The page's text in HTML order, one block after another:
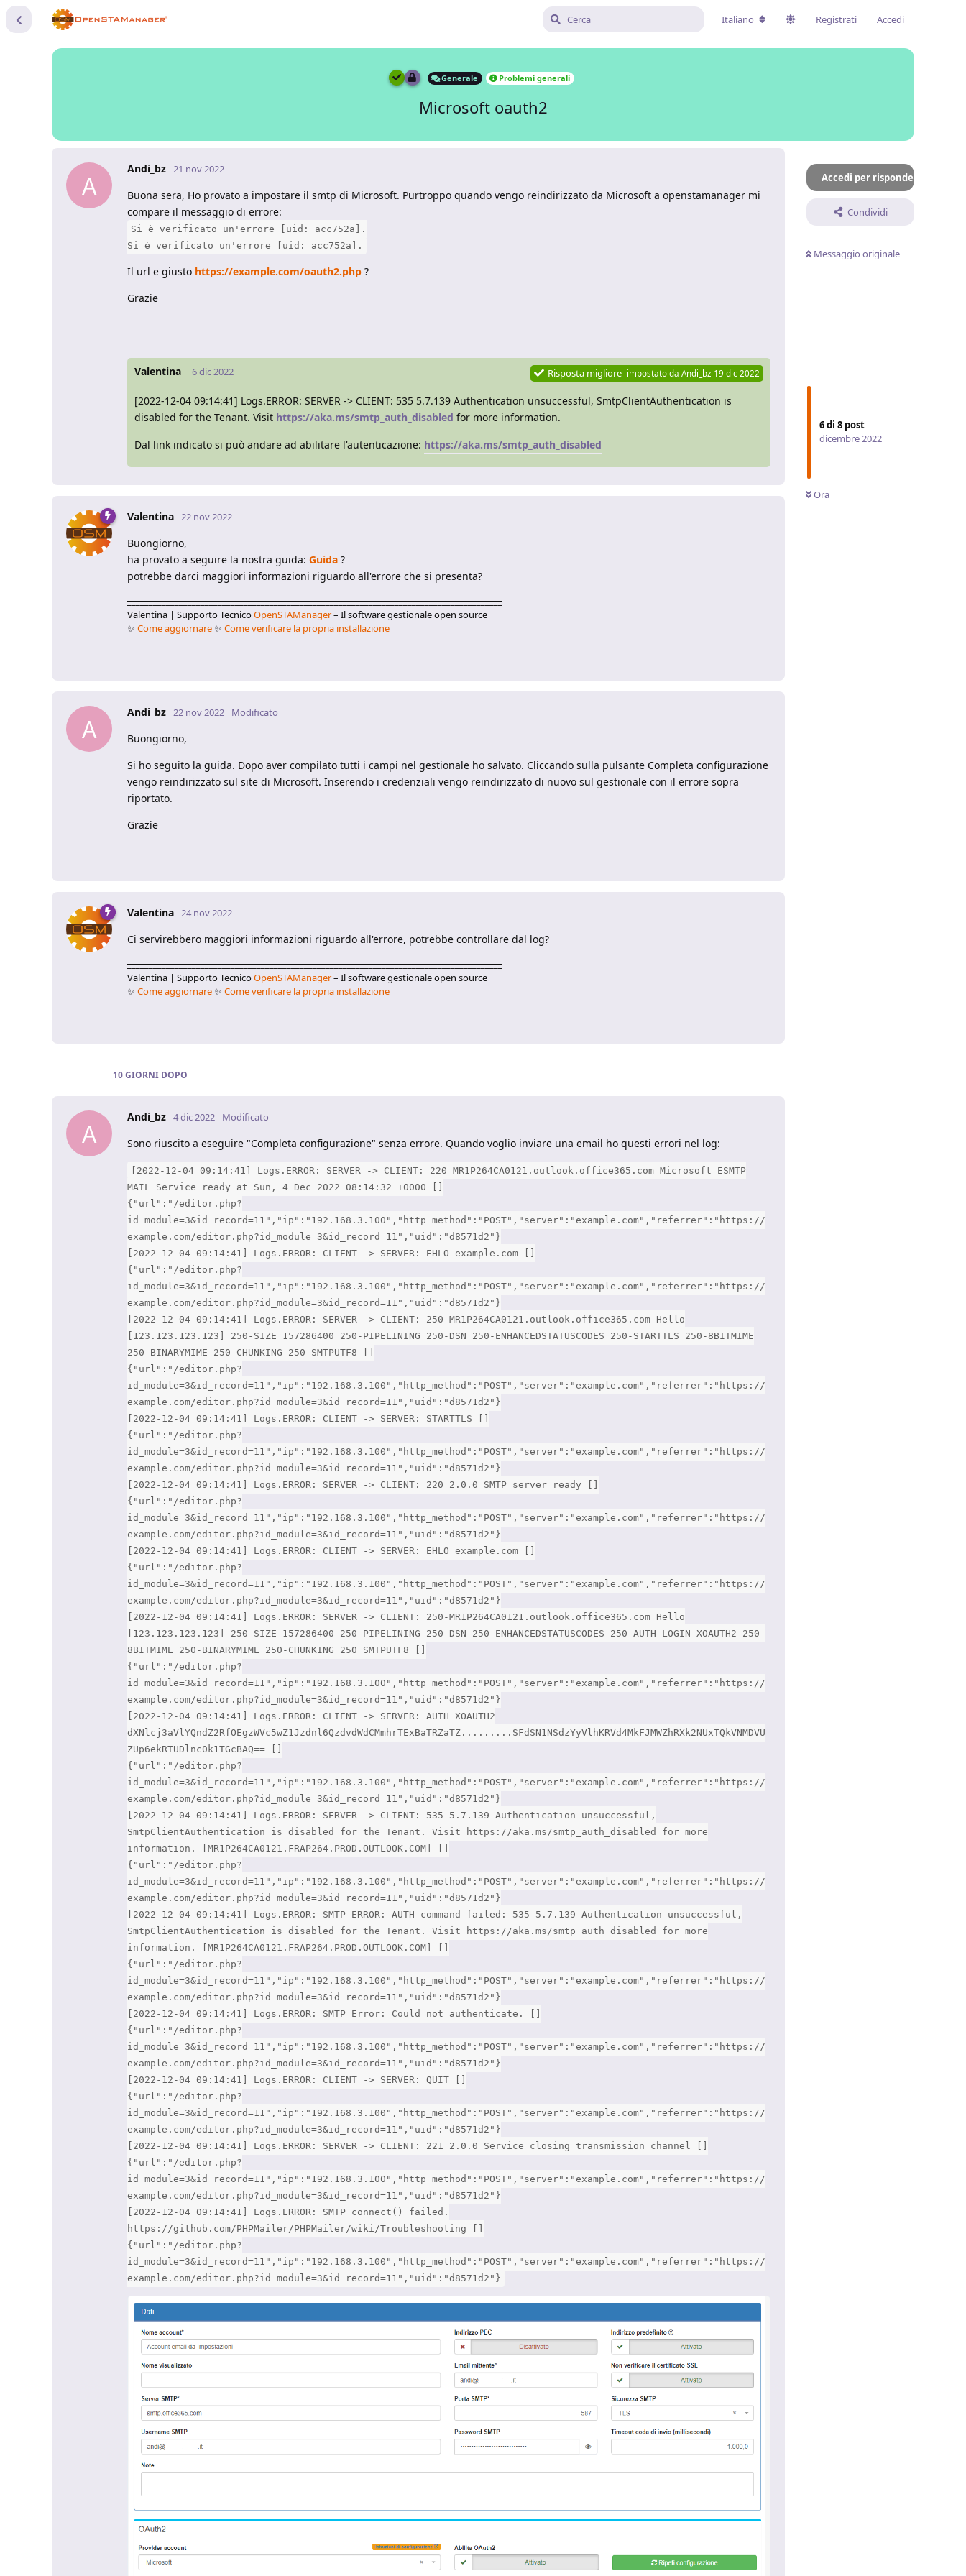
Italiano Registrati Accedi
Generale Problemi generali
Microsoft oauth2
Accedi per rispondere
Condividi
Messaggio originale
6di 8 post
dicembre 2022
Ora
A
Andi_bz 21 nov 2022
Buona sera, Ho provato a impostare il smtp di Microsoft. Purtroppo quando vengo reindirizzato da Microsoft a openstamanager mi
compare il messaggio di errore:
Si è verificato un'errore [uid: acc752a].
Si è verificato un'errore [uid: acc752a].
Il url e giusto https://example.com/oauth2.php ?
Grazie
Valentina 6 dic 2022 Risposta migliore impostato da Andi_bz 19 dic 2022
[2022-12-04 09:14:41] Logs.ERROR: SERVER -> CLIENT: 535 5.7.139 Authentication unsuccessful, SmtpClientAuthentication is
disabled for the Tenant. Visit https://aka.ms/smtp_auth_disabled for more information.
Dal link indicato si può andare ad abilitare l'autenticazione: https://aka.ms/smtp_auth_disabled
Valentina 22 nov 2022
Buongiorno,
ha provato a seguire la nostra guida: Guida ?
potrebbe darci maggiori informazioni riguardo all'errore che si presenta?
_______________________________________________________________________________________
Valentina | Supporto TecnicoOpenSTAManager– Il software gestionale open source
✨ Come aggiornare✨ Come verificare la propria installazione
A
Andi_bz 22 nov 2022 Modificato
Buongiorno,
Si ho seguito la guida. Dopo aver compilato tutti i campi nel gestionale ho salvato. Cliccando sulla pulsante Completa configurazione
vengo reindirizzato sul site di Microsoft. Inserendo i credenziali vengo reindirizzato di nuovo sul gestionale con il errore sopra
riportato.
Grazie
Valentina 24 nov 2022
Ci servirebbero maggiori informazioni riguardo all'errore, potrebbe controllare dal log?
_______________________________________________________________________________________
Valentina | Supporto TecnicoOpenSTAManager– Il software gestionale open source
✨ Come aggiornare✨ Come verificare la propria installazione
10 GIORNI DOPO
A
Andi_bz 4 dic 2022 Modificato
Sono riuscito a eseguire "Completa configurazione" senza errore. Quando voglio inviare una email ho questi errori nel log:
[2022-12-04 09:14:41] Logs.ERROR: SERVER -> CLIENT: 220 MR1P264CA0121.outlook.office365.com Microsoft ESMTP
MAIL Service ready at Sun, 4 Dec 2022 08:14:32 +0000 []
{"url":"/editor.php?
id_module=3&id_record=11","ip":"192.168.3.100","http_method":"POST","server":"example.com","referrer":"https://
example.com/editor.php?id_module=3&id_record=11","uid":"d8571d2"}
[2022-12-04 09:14:41] Logs.ERROR: CLIENT -> SERVER: EHLO example.com []
{"url":"/editor.php?
id_module=3&id_record=11","ip":"192.168.3.100","http_method":"POST","server":"example.com","referrer":"https://
example.com/editor.php?id_module=3&id_record=11","uid":"d8571d2"}
[2022-12-04 09:14:41] Logs.ERROR: SERVER -> CLIENT: 250-MR1P264CA0121.outlook.office365.com Hello
[123.123.123.123] 250-SIZE 157286400 250-PIPELINING 250-DSN 250-ENHANCEDSTATUSCODES 250-STARTTLS 250-8BITMIME
250-BINARYMIME 250-CHUNKING 250 SMTPUTF8 []
{"url":"/editor.php?
id_module=3&id_record=11","ip":"192.168.3.100","http_method":"POST","server":"example.com","referrer":"https://
example.com/editor.php?id_module=3&id_record=11","uid":"d8571d2"}
[2022-12-04 09:14:41] Logs.ERROR: CLIENT -> SERVER: STARTTLS []
{"url":"/editor.php?
id_module=3&id_record=11","ip":"192.168.3.100","http_method":"POST","server":"example.com","referrer":"https://
example.com/editor.php?id_module=3&id_record=11","uid":"d8571d2"}
[2022-12-04 09:14:41] Logs.ERROR: SERVER -> CLIENT: 220 2.0.0 SMTP server ready []
{"url":"/editor.php?
id_module=3&id_record=11","ip":"192.168.3.100","http_method":"POST","server":"example.com","referrer":"https://
example.com/editor.php?id_module=3&id_record=11","uid":"d8571d2"}
[2022-12-04 09:14:41] Logs.ERROR: CLIENT -> SERVER: EHLO example.com []
{"url":"/editor.php?
id_module=3&id_record=11","ip":"192.168.3.100","http_method":"POST","server":"example.com","referrer":"https://
example.com/editor.php?id_module=3&id_record=11","uid":"d8571d2"}
[2022-12-04 09:14:41] Logs.ERROR: SERVER -> CLIENT: 250-MR1P264CA0121.outlook.office365.com Hello
[123.123.123.123] 250-SIZE 157286400 250-PIPELINING 250-DSN 250-ENHANCEDSTATUSCODES 250-AUTH LOGIN XOAUTH2 250-
8BITMIME 250-BINARYMIME 250-CHUNKING 250 SMTPUTF8 []
{"url":"/editor.php?
id_module=3&id_record=11","ip":"192.168.3.100","http_method":"POST","server":"example.com","referrer":"https://
example.com/editor.php?id_module=3&id_record=11","uid":"d8571d2"}
[2022-12-04 09:14:41] Logs.ERROR: CLIENT -> SERVER: AUTH XOAUTH2
dXNlcj3aVlYQndZ2RfOEgzWVc5wZ1Jzdnl6QzdvdWdCMmhrTExBaTRZaTZ.........SFdSN1NSdzYyVlhKRVd4MkFJMWZhRXk2NUxTQkVNMDVU
ZUp6ekRTUDlnc0k1TGcBAQ== []
{"url":"/editor.php?
id_module=3&id_record=11","ip":"192.168.3.100","http_method":"POST","server":"example.com","referrer":"https://
example.com/editor.php?id_module=3&id_record=11","uid":"d8571d2"}
[2022-12-04 09:14:41] Logs.ERROR: SERVER -> CLIENT: 535 5.7.139 Authentication unsuccessful,
SmtpClientAuthentication is disabled for the Tenant. Visit https://aka.ms/smtp_auth_disabled for more
information. [MR1P264CA0121.FRAP264.PROD.OUTLOOK.COM] []
{"url":"/editor.php?
id_module=3&id_record=11","ip":"192.168.3.100","http_method":"POST","server":"example.com","referrer":"https://
example.com/editor.php?id_module=3&id_record=11","uid":"d8571d2"}
[2022-12-04 09:14:41] Logs.ERROR: SMTP ERROR: AUTH command failed: 535 5.7.139 Authentication unsuccessful,
SmtpClientAuthentication is disabled for the Tenant. Visit https://aka.ms/smtp_auth_disabled for more
information. [MR1P264CA0121.FRAP264.PROD.OUTLOOK.COM] []
{"url":"/editor.php?
id_module=3&id_record=11","ip":"192.168.3.100","http_method":"POST","server":"example.com","referrer":"https://
example.com/editor.php?id_module=3&id_record=11","uid":"d8571d2"}
[2022-12-04 09:14:41] Logs.ERROR: SMTP Error: Could not authenticate. []
{"url":"/editor.php?
id_module=3&id_record=11","ip":"192.168.3.100","http_method":"POST","server":"example.com","referrer":"https://
example.com/editor.php?id_module=3&id_record=11","uid":"d8571d2"}
[2022-12-04 09:14:41] Logs.ERROR: CLIENT -> SERVER: QUIT []
{"url":"/editor.php?
id_module=3&id_record=11","ip":"192.168.3.100","http_method":"POST","server":"example.com","referrer":"https://
example.com/editor.php?id_module=3&id_record=11","uid":"d8571d2"}
[2022-12-04 09:14:41] Logs.ERROR: SERVER -> CLIENT: 221 2.0.0 Service closing transmission channel []
{"url":"/editor.php?
id_module=3&id_record=11","ip":"192.168.3.100","http_method":"POST","server":"example.com","referrer":"https://
example.com/editor.php?id_module=3&id_record=11","uid":"d8571d2"}
[2022-12-04 09:14:41] Logs.ERROR: SMTP connect() failed.
https://github.com/PHPMailer/PHPMailer/wiki/Troubleshooting []
{"url":"/editor.php?
id_module=3&id_record=11","ip":"192.168.3.100","http_method":"POST","server":"example.com","referrer":"https://
example.com/editor.php?id_module=3&id_record=11","uid":"d8571d2"}